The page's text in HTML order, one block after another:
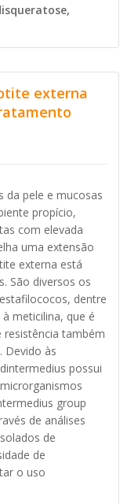
externa
da pele e mucosas
propício,
com elevada
uma extensão
externa está
São diversos os
dentre
meticilina, que é
resistência também
Devido às
possui
group
de análises
de
de
o uso